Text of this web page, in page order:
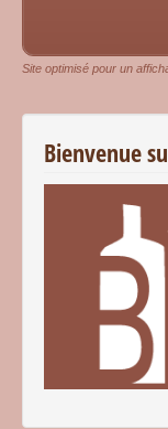
Site optimisé pour un
Bienvenue